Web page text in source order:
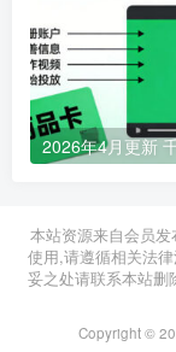
2026年05月01日
本站资源来自会员
使用,请遵循相关法
妥之处请联系本站删
Copyright ©